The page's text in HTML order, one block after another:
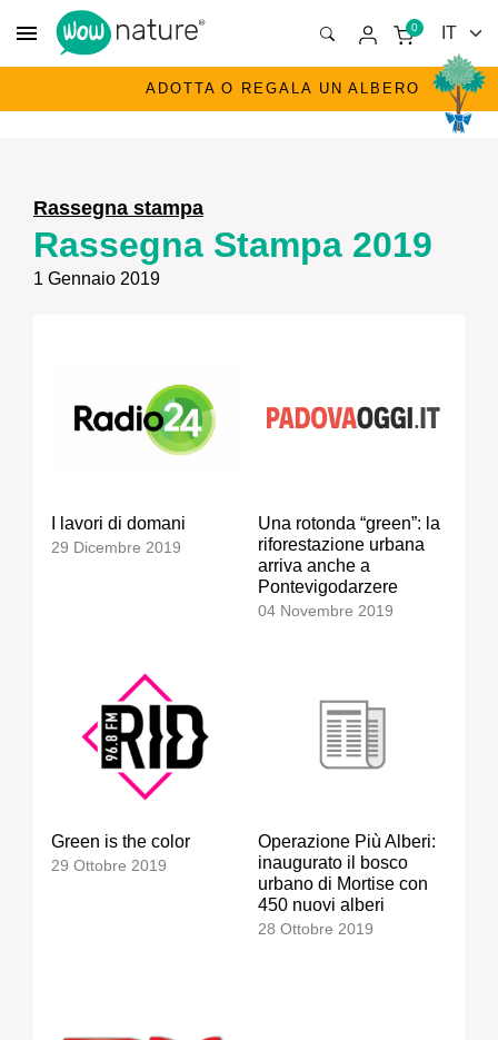
menu 0
ADOTTA O REGALA UN ALBERO
Rassegna stampa
Rassegna Stampa 2019
1 Gennaio 2019
I lavori di domani
29 Dicembre 2019
Una rotonda “green”: la
riforestazione urbana
arriva anche a
Pontevigodarzere
04 Novembre 2019
Green is the color
29 Ottobre 2019
Operazione Più Alberi:
inaugurato il bosco
urbano di Mortise con
450 nuovi alberi
28 Ottobre 2019